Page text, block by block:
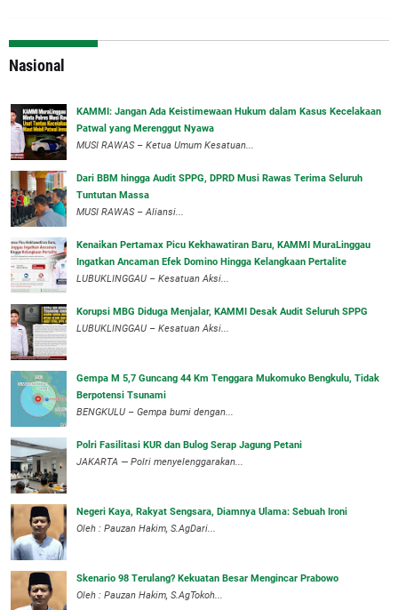
Nasional
‎KAMMI: Jangan Ada Keistimewaan Hukum dalam Kasus Kecelakaan
Patwal yang Merenggut Nyawa
‎MUSI RAWAS – Ketua Umum Kesatuan...
Dari BBM hingga Audit SPPG, DPRD Musi Rawas Terima Seluruh
Tuntutan Massa
MUSI RAWAS – Aliansi...
‎Kenaikan Pertamax Picu Kekhawatiran Baru, KAMMI MuraLinggau
Ingatkan Ancaman Efek Domino Hingga Kelangkaan Pertalite
‎LUBUKLINGGAU – Kesatuan Aksi...
Korupsi MBG Diduga Menjalar, KAMMI Desak Audit Seluruh SPPG
‎LUBUKLINGGAU – Kesatuan Aksi...
Gempa M 5,7 Guncang 44 Km Tenggara Mukomuko Bengkulu, Tidak
Berpotensi Tsunami
BENGKULU – Gempa bumi dengan...
Polri Fasilitasi KUR dan Bulog Serap Jagung Petani
JAKARTA — Polri menyelenggarakan...
Negeri Kaya, Rakyat Sengsara, Diamnya Ulama: Sebuah Ironi
Oleh : Pauzan Hakim, S.AgDari...
Skenario 98 Terulang? Kekuatan Besar Mengincar Prabowo
Oleh : Pauzan Hakim, S.AgTokoh...